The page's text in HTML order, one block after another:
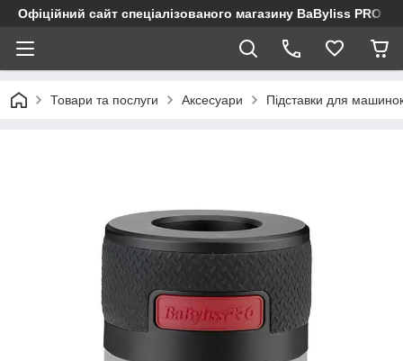
Офіційний сайт спеціалізованого магазину BaByliss PRO
Товари та послуги Аксесуари Підставки для